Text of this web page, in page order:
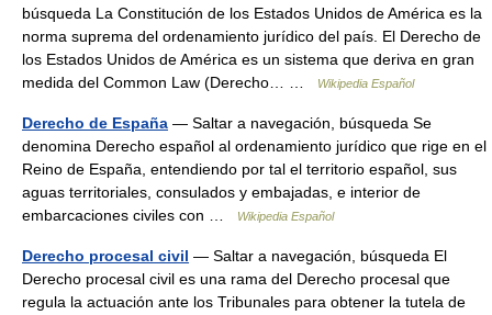
búsqueda La Constitución de los Estados Unidos de América es la
norma suprema del ordenamiento jurídico del país. El Derecho de
los Estados Unidos de América es un sistema que deriva en gran
medida del Common Law (Derecho… …
Wikipedia Español
Derecho de España — Saltar a navegación, búsqueda Se
denomina Derecho español al ordenamiento jurídico que rige en el
Reino de España, entendiendo por tal el territorio español, sus
aguas territoriales, consulados y embajadas, e interior de
embarcaciones civiles con …
Wikipedia Español
Derecho procesal civil — Saltar a navegación, búsqueda El
Derecho procesal civil es una rama del Derecho procesal que
regula la actuación ante los Tribunales para obtener la tutela de